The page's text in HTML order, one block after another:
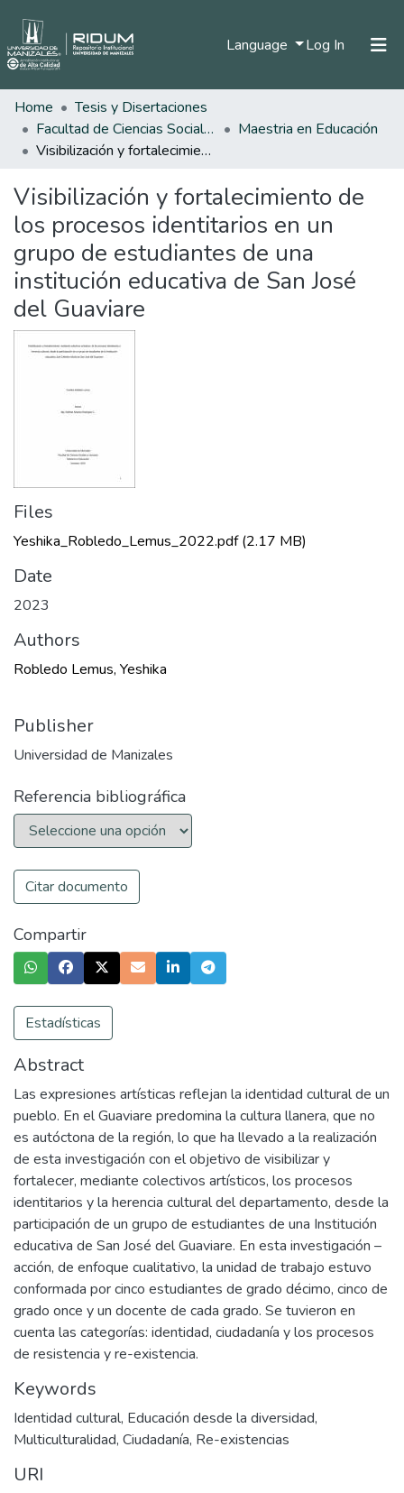
Language Log In (current)
Home
Tesis y Disertaciones
Facultad de Ciencias Sociales y Humanas
Maestria en Educación
Visibilización y fortalecimiento de los procesos identitarios en un grupo de estudiantes de una institución educativa de San José del Guaviare
Visibilización y fortalecimiento de
los procesos identitarios en un
grupo de estudiantes de una
institución educativa de San José
del Guaviare
Files
Yeshika_Robledo_Lemus_2022.pdf(2.17 MB)
Date
2023
Authors
Robledo Lemus, Yeshika
Publisher
Universidad de Manizales
Referencia bibliográfica
Citar documento
Compartir
Estadísticas
Abstract
Las expresiones artísticas reflejan la identidad cultural de un
pueblo. En el Guaviare predomina la cultura llanera, que no
es autóctona de la región, lo que ha llevado a la realización
de esta investigación con el objetivo de visibilizar y
fortalecer, mediante colectivos artísticos, los procesos
identitarios y la herencia cultural del departamento, desde la
participación de un grupo de estudiantes de una Institución
educativa de San José del Guaviare. En esta investigación –
acción, de enfoque cualitativo, la unidad de trabajo estuvo
conformada por cinco estudiantes de grado décimo, cinco de
grado once y un docente de cada grado. Se tuvieron en
cuenta las categorías: identidad, ciudadanía y los procesos
de resistencia y re-existencia.
Keywords
Identidad cultural, Educación desde la diversidad,
Multiculturalidad, Ciudadanía, Re-existencias
URI